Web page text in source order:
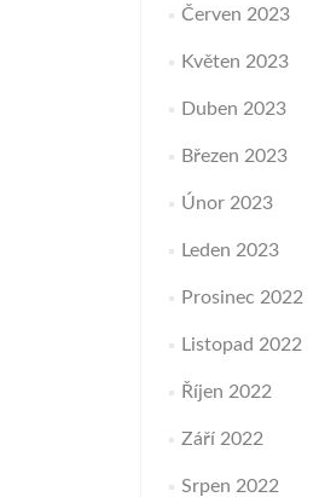
Červen 2023
Květen 2023
Duben 2023
Březen 2023
Únor 2023
Leden 2023
Prosinec 2022
Listopad 2022
Říjen 2022
Září 2022
Srpen 2022